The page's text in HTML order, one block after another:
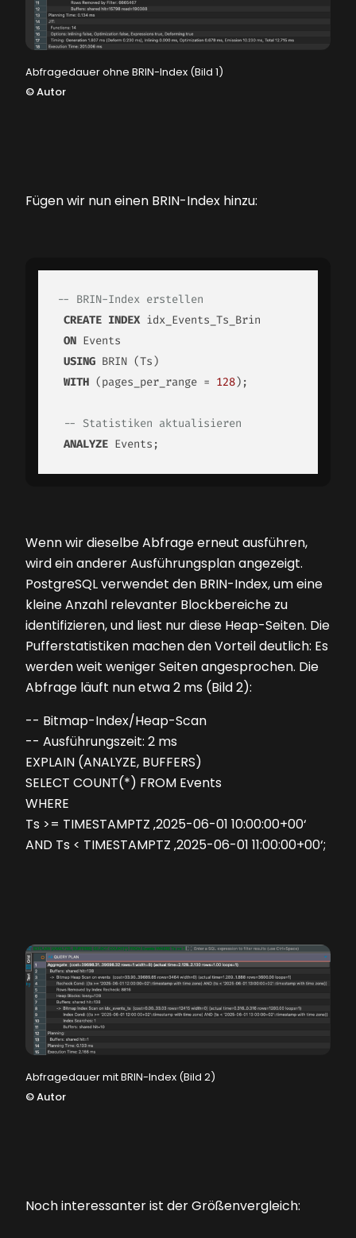
Abfragedauer ohne BRIN-Index (Bild 1)
©Autor
Fügen wir nun einen BRIN-Index hinzu:
-- BRIN-Index erstellen
CREATE INDEX idx_Events_Ts_Brin
ON Events
USING BRIN (Ts)
WITH (pages_per_range = 128);
-- Statistiken aktualisieren
ANALYZE Events;
Wenn wir dieselbe Abfrage erneut ausführen,
wird ein anderer Ausführungsplan angezeigt.
PostgreSQL verwendet den BRIN-Index, um eine
kleine Anzahl relevanter Blockbereiche zu
identifizieren, und liest nur diese Heap-Seiten. Die
Pufferstatistiken machen den Vorteil deutlich: Es
werden weit weniger Seiten angesprochen. Die
Abfrage läuft nun etwa 2 ms (Bild 2):
-- Bitmap-Index/Heap-Scan
-- Ausführungszeit: 2 ms
EXPLAIN (ANALYZE, BUFFERS)
SELECT COUNT(*) FROM Events
WHERE
Ts >= TIMESTAMPTZ ‚2025-06-01 10:00:00+00‘
AND Ts < TIMESTAMPTZ ‚2025-06-01 11:00:00+00‘;
Abfragedauer mit BRIN-Index (Bild 2)
©Autor
Noch interessanter ist der Größenvergleich: